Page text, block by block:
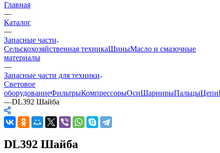
Главная
—
Каталог
—
Запасные части
Сельскохозяйственная техникаШиныМасло и смазочные
материалы
—
Запасные части для техники
Световое
оборудованиеФильтрыКомпрессорыОсиШарнирыПальцыЦепи
—DL392 Шайба
DL392 Шайба